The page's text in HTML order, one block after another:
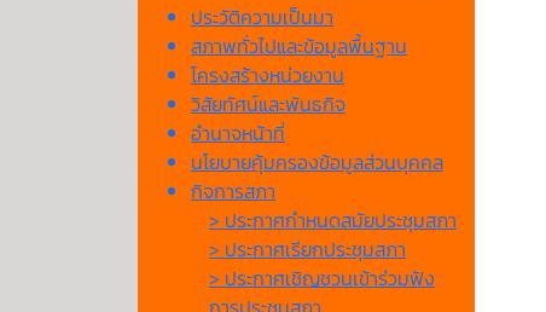
ประวัติความเป็นมา
สภาพทั่วไปและข้อมูลพื้นฐาน
โครงสร้างหน่วยงาน
วิสัยทัศน์และพันธกิจ
อำนาจหน้าที่
นโยบายคุ้มครองข้อมูลส่วนบุคคล
กิจการสภา
> ประกาศกำหนดสมัยประชุมสภา
> ประกาศเรียกประชุมสภา
> ประกาศเชิญชวนเข้าร่วมฟัง